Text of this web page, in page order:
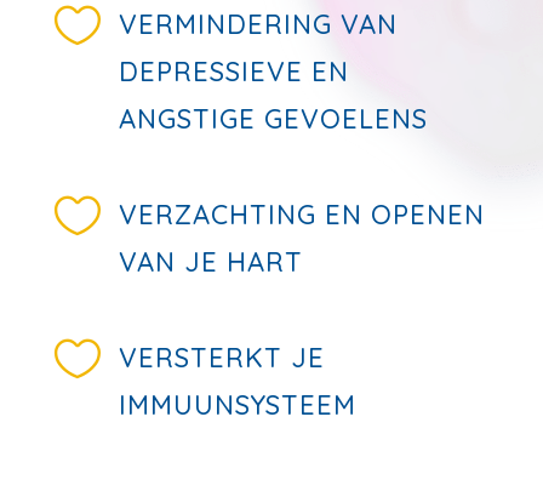
 VERMINDERING VAN
DEPRESSIEVE EN
ANGSTIGE GEVOELENS
 VERZACHTING EN OPENEN
VAN JE HART
 VERSTERKT JE
IMMUUNSYSTEEM